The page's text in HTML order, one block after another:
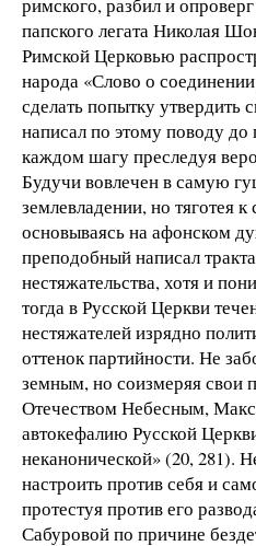
римского, разбил и
папского легата Николая
Римской Церковью
народа «Слово о
сделать попытку утвердить
написал по этому поводу до
каждом шагу преследуя
Будучи вовлечен в самую
землевладении, но тяготея
основываясь на афонском
преподобный написал
нестяжательства, хотя и
тогда в Русской Церкви
нестяжателей изрядно
оттенок партийности. Не
земным, но соизмеряя свои
Отечеством Небесным,
автокефалию Русской
неканонической» (20, 281).
настроить против себя и
протестуя против его
Сабуровой по причине